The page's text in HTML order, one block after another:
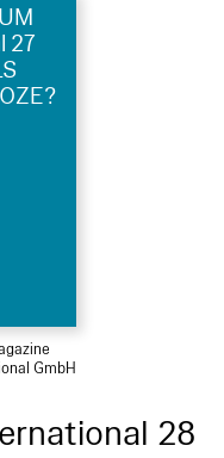
27
GmbH
28